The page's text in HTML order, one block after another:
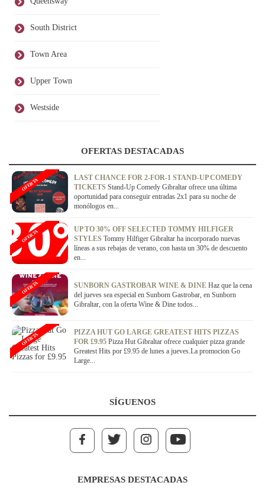
South District
Town Area
Upper Town
Westside
OFERTAS DESTACADAS
LAST CHANCE FOR 2-FOR-1 STAND-UP COMEDY
TICKETS Stand-Up Comedy Gibraltar ofrece una última
oportunidad para conseguir entradas 2x1 para su noche de
monólogos en...
OFERTA
UP TO 30% OFF SELECTED TOMMY HILFIGER
STYLES Tommy Hilfiger Gibraltar ha incorporado nuevas
líneas a sus rebajas de verano, con hasta un 30% de descuento
en...
OFERTA
SUNBORN GASTROBAR WINE & DINE Haz que la cena
del jueves sea especial en Sunborn Gastrobar, en Sunborn
Gibraltar, con la oferta Wine & Dine todos...
OFERTA
PIZZA HUT GO LARGE GREATEST HITS PIZZAS
FOR £9.95 Pizza Hut Gibraltar ofrece cualquier pizza grande
Greatest Hits por £9.95 de lunes a jueves.La promocion Go
Large...
OFERTA
SÍGUENOS
EMPRESAS DESTACADAS